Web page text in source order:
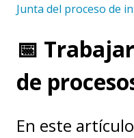
Junta del proceso de
📅
de
En este